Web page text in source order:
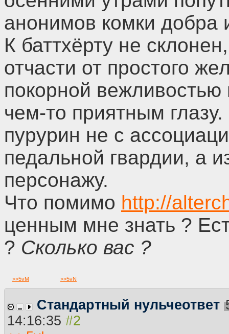
анонимов комки добра
К баттхёрту не
отчасти от простого
покорной вежливостью
чем-то приятным
пурурин не с
педальной гвардии, а
персонажу.
Что помимо http://
ценным мне знать ?
? Сколько вас ?
>>5vM >>5vN
Стандартный нульчеответ
14:16:35